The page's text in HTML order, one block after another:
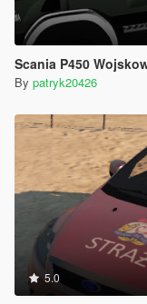
Scania P450
By patryk20426
5.0